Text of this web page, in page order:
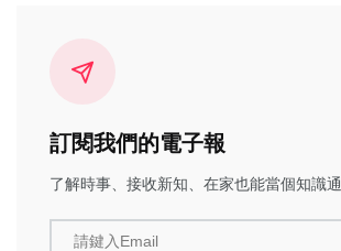
訂閱我們的電子報
了解時事、接收新知、在家也能當個知識通
請鍵入Email